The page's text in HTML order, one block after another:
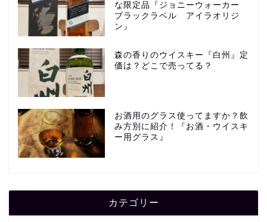
な限定品『ジョニーウォーカー
ブラックラベル アイラオリジ
ン』
森の香りのウイスキー『白州』定
価は？どこで売ってる？
お酒用のグラス使ってますか？飲
み方別に紹介！『お酒・ウイスキ
ー用グラス』
カテゴリー